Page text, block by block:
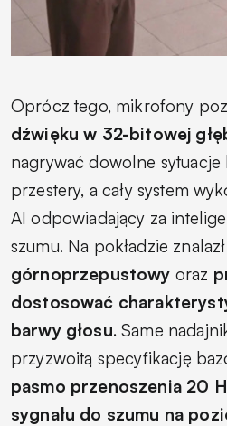
Oprócz tego, mikrofony
dźwięku w 32-bitowej
nagrywać dowolne
przestery, a cały system
AI odpowiadający za
szumu. Na pokładzie
górnoprzepustowy oraz
dostosować
barwy głosu. Same
przyzwoitą specyfikację
pasmo przenoszenia 20
sygnału do szumu na